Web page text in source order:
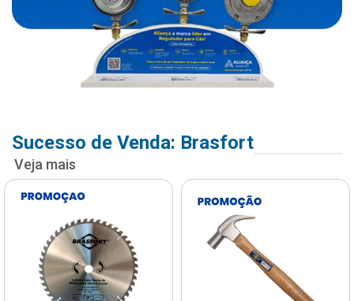
Sucesso de Venda: Brasfort
Veja mais